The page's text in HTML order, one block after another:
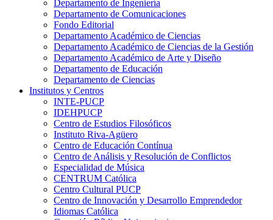
Departamento de Ingeniería
Departamento de Comunicaciones
Fondo Editorial
Departamento Académico de Ciencias
Departamento Académico de Ciencias de la Gestión
Departamento Académico de Arte y Diseño
Departamento de Educación
Departamento de Ciencias
Institutos y Centros
INTE-PUCP
IDEHPUCP
Centro de Estudios Filosóficos
Instituto Riva-Agüero
Centro de Educación Contínua
Centro de Análisis y Resolución de Conflictos
Especialidad de Música
CENTRUM Católica
Centro Cultural PUCP
Centro de Innovación y Desarrollo Emprendedor
Idiomas Católica